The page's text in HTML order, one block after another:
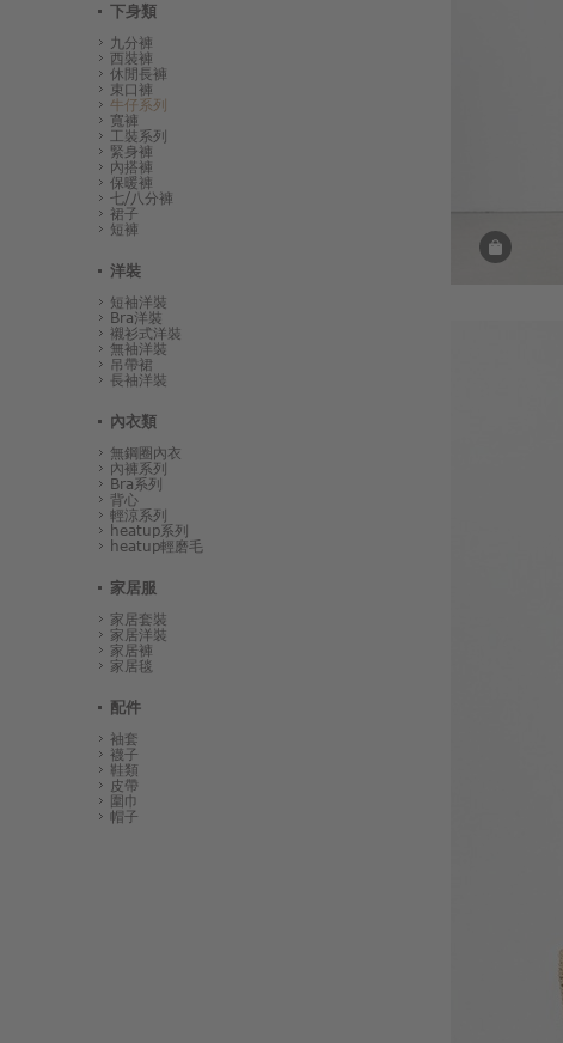
下身類
九分褲
西裝褲
休閒長褲
束口褲
牛仔系列
寬褲
工裝系列
緊身褲
內搭褲
保暖褲
七/八分褲
裙子
短褲
洋裝
短袖洋裝
Bra洋裝
襯衫式洋裝
無袖洋裝
吊帶裙
長袖洋裝
內衣類
無鋼圈內衣
內褲系列
Bra系列
背心
輕涼系列
heatup系列
heatup輕磨毛
家居服
家居套裝
家居洋裝
家居褲
家居毯
配件
袖套
襪子
鞋類
皮帶
圍巾
帽子